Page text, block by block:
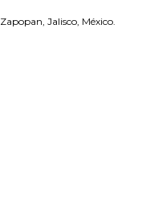
Jalisco, México.